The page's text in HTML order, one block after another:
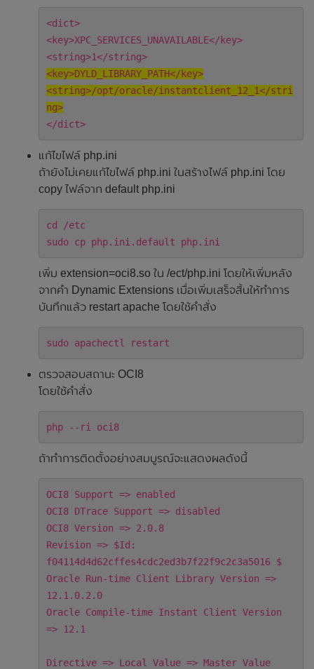
<dict>
<key>XPC_SERVICES_UNAVAILABLE</key>
<string>1</string>
<key>DYLD_LIBRARY_PATH</key>
<string>/opt/oracle/instantclient_12_1</stri
ng>
</dict>
แก้ไขไฟล์ php.ini
ถ้ายังไม่เคยแก้ไขไฟล์ php.ini ในสร้างไฟล์ php.ini โดย
copy ไฟล์จาก default php.ini
cd /etc
sudo cp php.ini.default php.ini
เพิ่ม extension=oci8.so ใน /ect/php.ini โดยให้เพิ่มหลัง
จากคำ Dynamic Extensions เมื่อเพิ่มเสร็จสิ้นให้ทำการ
บันทึกแล้ว restart apache โดยใช้คำสั่ง
sudo apachectl restart
ตรวจสอบสถานะ OCI8
โดยใช้คำสั่ง
php --ri oci8
ถ้าทำการติดตั้งอย่างสมบูรณ์จะแสดงผลดังนี้
OCI8 Support => enabled
OCI8 DTrace Support => disabled
OCI8 Version => 2.0.8
Revision => $Id:
f04114d4d62cffes4cdc2ed3b7f22f9c2c3a5016 $
Oracle Run-time Client Library Version =>
12.1.0.2.0
Oracle Compile-time Instant Client Version
=> 12.1
Directive => Local Value => Master Value